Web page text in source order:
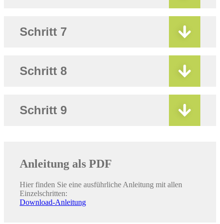
Schritt 7
Schritt 8
Schritt 9
Anleitung als PDF
Hier finden Sie eine ausführliche Anleitung mit allen
Einzelschritten:
Download-Anleitung